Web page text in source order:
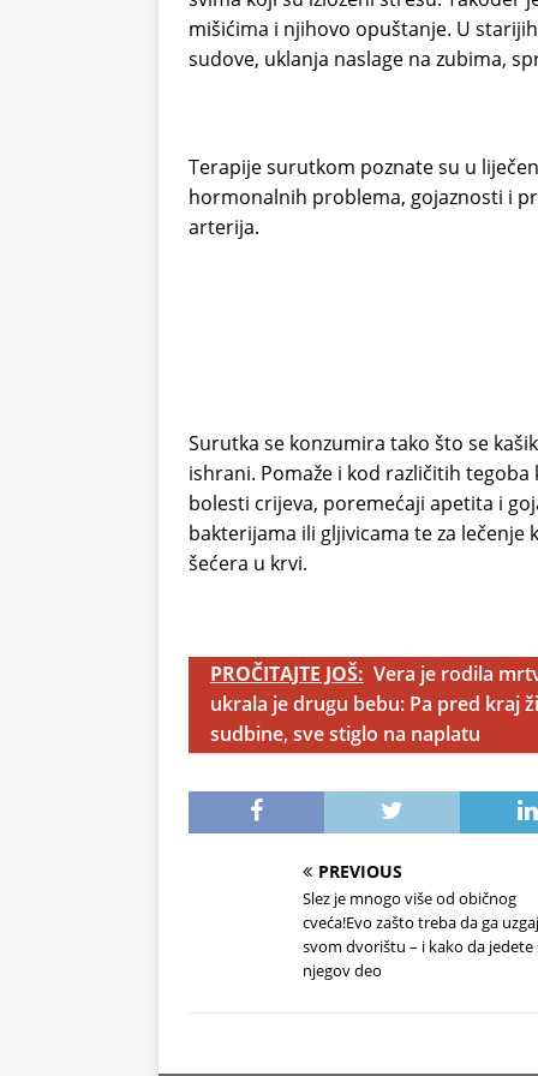
mišićima i njihovo opuštanje. U
sudove, uklanja naslage na zubima,
Terapije surutkom poznate su u
hormonalnih problema, gojaznosti i
arterija.
Surutka se konzumira tako što se
ishrani. Pomaže i kod različitih
bolesti crijeva, poremećaji apetita i
bakterijama ili gljivicama te za
šećera u krvi.
PROČITAJTE JOŠ: Vera je rodila
ukrala je drugu bebu: Pa pred kraj
sudbine, sve stiglo na naplatu
PREVIOUS
Slez je mnogo više od običnog
cveća!Evo zašto treba da ga
svom dvorištu – i kako da jedete
njegov deo